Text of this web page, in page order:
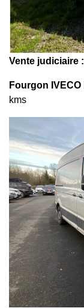
Vente judiciaire :
Fourgon IVECO
kms